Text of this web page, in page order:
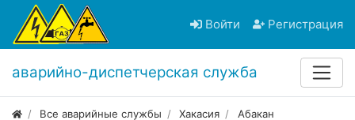
Войти Регистрация
аварийно-диспетчерская служба
Все аварийные службы Хакасия Абакан